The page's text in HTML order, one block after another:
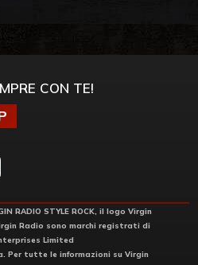
CON TE!
RADIO STYLE ROCK, il logo Virgin
Radio sono marchi registrati di
Limited
Per tutte le informazioni su Virgin